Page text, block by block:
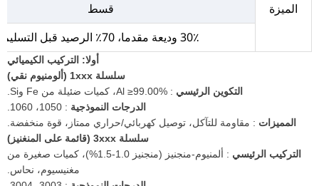
الميزة
قسط
30٪ وديعة مقدما، 70٪ الرصيد قبل التسليم
أولا: التركيب الكيميائي
سلسلة 1xxx (ألومنيوم نقي)
التكوين الرئيسي : Al ≥99.00%، كميات ضئيلة من Fe وSi.
الدرجات النموذجية : 1050، 1060.
المميزات : مقاومة للتآكل، توصيل كهربائي/حراري ممتاز، قوة منخفضة.
سلسلة 3xxx (قائمة على المنغنيز)
التركيب الرئيسي
: ألمنيوم-منجنيز (منجنيز 1.0-1.5%)، كميات صغيرة من
مغنيسيوم، نحاس.